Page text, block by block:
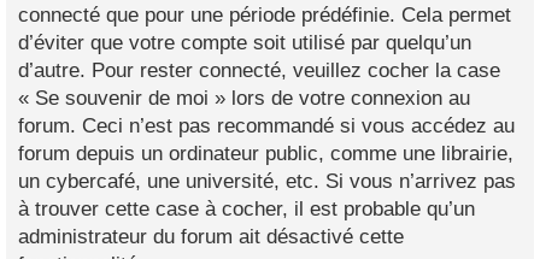
connecté que pour une période prédéfinie. Cela permet
d’éviter que votre compte soit utilisé par quelqu’un
d’autre. Pour rester connecté, veuillez cocher la case
« Se souvenir de moi » lors de votre connexion au
forum. Ceci n’est pas recommandé si vous accédez au
forum depuis un ordinateur public, comme une librairie,
un cybercafé, une université, etc. Si vous n’arrivez pas
à trouver cette case à cocher, il est probable qu’un
administrateur du forum ait désactivé cette